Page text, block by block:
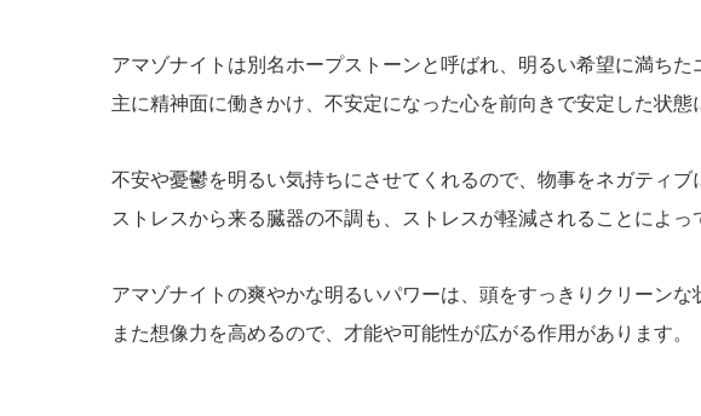
アマゾナイトは別名ホープストーンと呼ばれ、明るい希望に満ちた
主に精神面に働きかけ、不安定になった心を前向きで安定した状
不安や憂鬱を明るい気持ちにさせてくれるので、物事をネガティブ
ストレスから来る臓器の不調も、ストレスが軽減されることによっ
アマゾナイトの爽やかな明るいパワーは、頭をすっきりクリーン
また想像力を高めるので、才能や可能性が広がる作用があります。